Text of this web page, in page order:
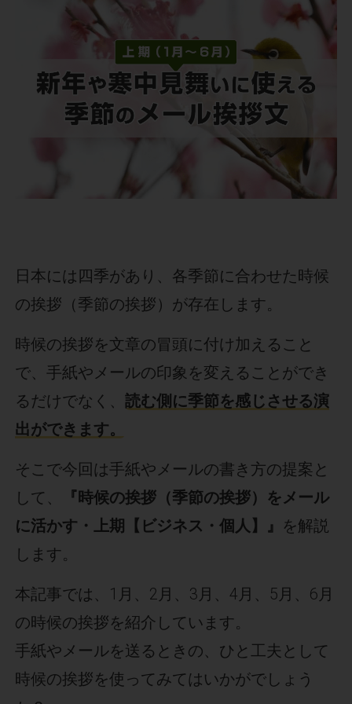
日本には四季があり、各季節に合わせた時候
の挨拶（季節の挨拶）が存在します。
時候の挨拶を文章の冒頭に付け加えること
で、手紙やメールの印象を変えることができ
るだけでなく、読む側に季節を感じさせる演
出ができます。
そこで今回は手紙やメールの書き方の提案と
して、
『時候の挨拶（季節の挨拶）をメール
に活かす・上期【ビジネス・個人】』
を解説
します。
本記事では、1月、2月、3月、4月、5月、6月
の時候の挨拶を紹介しています。
手紙やメールを送るときの、ひと工夫として
時候の挨拶を使ってみてはいかがでしょう